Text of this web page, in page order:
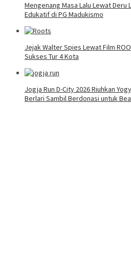
Mengenang Masa Lalu Lewat
Edukatif di PG Madukismo
Jejak Walter Spies Lewat Film
Sukses Tur 4 Kota
Jogja Run D-City 2026 Riuhkan
Berlari Sambil Berdonasi untuk